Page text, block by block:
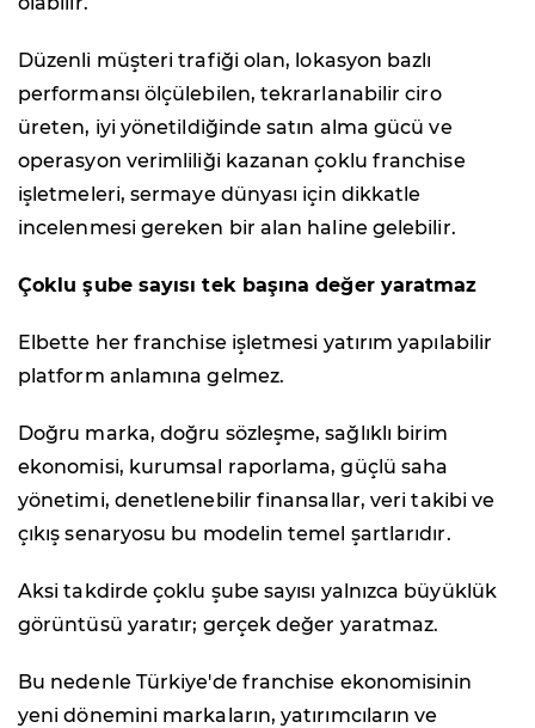
Düzenli müşteri trafiği olan, lokasyon bazlı
performansı ölçülebilen, tekrarlanabilir ciro
üreten, iyi yönetildiğinde satın alma gücü ve
operasyon verimliliği kazanan çoklu franchise
işletmeleri, sermaye dünyası için dikkatle
incelenmesi gereken bir alan haline gelebilir.
Çoklu şube sayısı tek başına değer yaratmaz
Elbette her franchise işletmesi yatırım yapılabilir
platform anlamına gelmez.
Doğru marka, doğru sözleşme, sağlıklı birim
ekonomisi, kurumsal raporlama, güçlü saha
yönetimi, denetlenebilir finansallar, veri takibi ve
çıkış senaryosu bu modelin temel şartlarıdır.
Aksi takdirde çoklu şube sayısı yalnızca büyüklük
görüntüsü yaratır; gerçek değer yaratmaz.
Bu nedenle Türkiye'de franchise ekonomisinin
yeni dönemini markaların, yatırımcıların ve